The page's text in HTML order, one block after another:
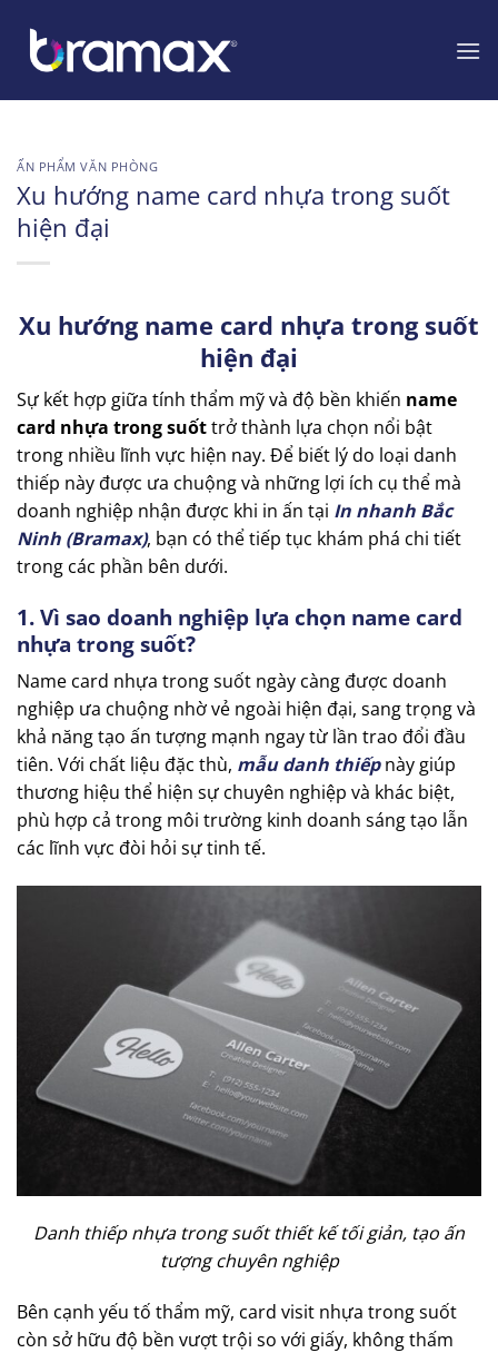
dung
ẤN PHẨM VĂN PHÒNG
Xu hướng name card nhựa trong suốt
hiện đại
Xu hướng name card nhựa trong suốt
hiện đại
Sự kết hợp giữa tính thẩm mỹ và độ bền khiến name
card nhựa trong suốttrở thành lựa chọn nổi bật
trong nhiều lĩnh vực hiện nay. Để biết lý do loại danh
thiếp này được ưa chuộng và những lợi ích cụ thể mà
doanh nghiệp nhận được khi in ấn tại In nhanh Bắc
Ninh (Bramax), bạn có thể tiếp tục khám phá chi tiết
trong các phần bên dưới.
1. Vì sao doanh nghiệp lựa chọn name card
nhựa trong suốt?
Name card nhựa trong suốt ngày càng được doanh
nghiệp ưa chuộng nhờ vẻ ngoài hiện đại, sang trọng và
khả năng tạo ấn tượng mạnh ngay từ lần trao đổi đầu
tiên. Với chất liệu đặc thù, mẫu danh thiếpnày giúp
thương hiệu thể hiện sự chuyên nghiệp và khác biệt,
phù hợp cả trong môi trường kinh doanh sáng tạo lẫn
các lĩnh vực đòi hỏi sự tinh tế.
Danh thiếp nhựa trong suốt thiết kế tối giản, tạo ấn
tượng chuyên nghiệp
Bên cạnh yếu tố thẩm mỹ, card visit nhựa trong suốt
còn sở hữu độ bền vượt trội so với giấy, không thấm